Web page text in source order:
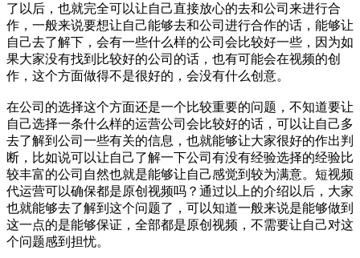
了以后，也就完全可以让自己直接放心的去和公司来进行合
作，一般来说要想让自己能够去和公司进行合作的话，能够让
自己去了解下，会有一些什么样的公司会比较好一些，因为如
果大家没有找到比较好的公司的话，也有可能会在视频的创
作，这个方面做得不是很好的，会没有什么创意。
在公司的选择这个方面还是一个比较重要的问题，不知道要让
自己选择一条什么样的运营公司会比较好的话，可以让自己多
去了解到公司一些有关的信息，也就能够让大家很好的作出判
断，比如说可以让自己了解一下公司有没有经验选择的经验比
较丰富的公司自然也就是能够让自己感觉到较为满意。短视频
代运营可以确保都是原创视频吗？通过以上的介绍以后，大家
也就能够去了解到这个问题了，可以知道一般来说是能够做到
这一点的是能够保证，全部都是原创视频，不需要让自己对这
个问题感到担忧。